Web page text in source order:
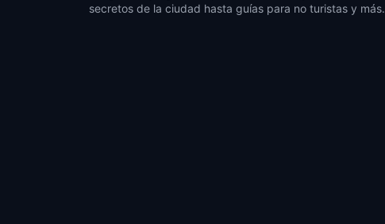
secretos de la ciudad hasta guías para no turistas y más.